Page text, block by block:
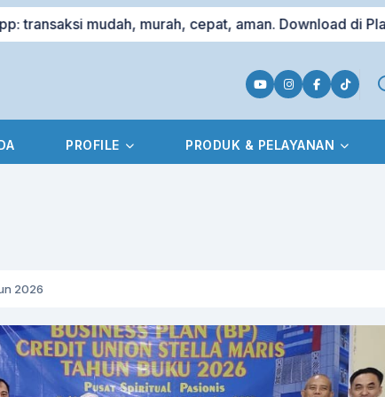
mudah, murah, cepat, aman. Download di PlayStore
PROFILE PRODUK & PELAYANAN
2026